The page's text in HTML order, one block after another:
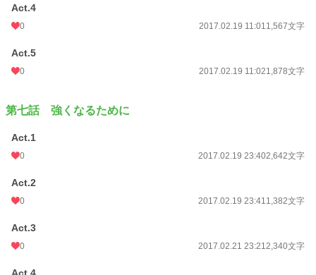
Act.4
0 2017.02.19 11:011,567文字
Act.5
0 2017.02.19 11:021,878文字
第七話 強くなるために
Act.1
0 2017.02.19 23:402,642文字
Act.2
0 2017.02.19 23:411,382文字
Act.3
0 2017.02.21 23:212,340文字